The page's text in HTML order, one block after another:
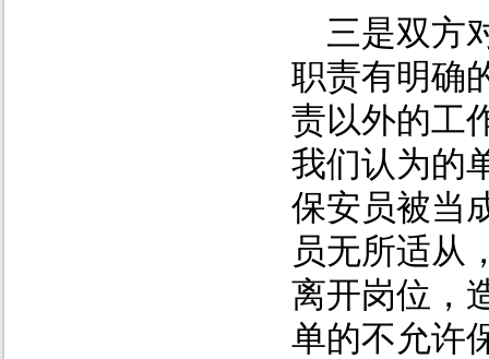
三是双方
职责有明确
责以外的工
我们认为的
保安员被当
员无所适从
离开岗位，
单的不允许